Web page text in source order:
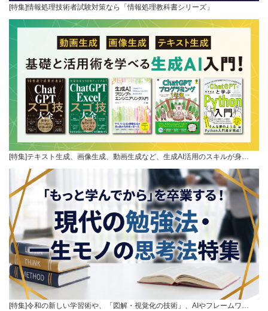
[特集]情報処理技術者試験対策なら「情報処理教科書シリーズ」
[特集]テキスト生成、画像生成、動画生成など、生成AI活用のスキルが身…
[特集]令和の新しい学習術や、「図解・視覚化の技術」、AIやフレームワ…